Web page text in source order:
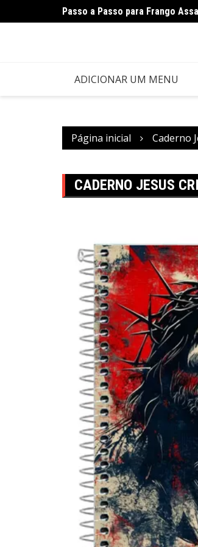
para
Passo a Passo para Frango
ADICIONAR UM MENU
Página inicial Caderno
CADERNO JESUS